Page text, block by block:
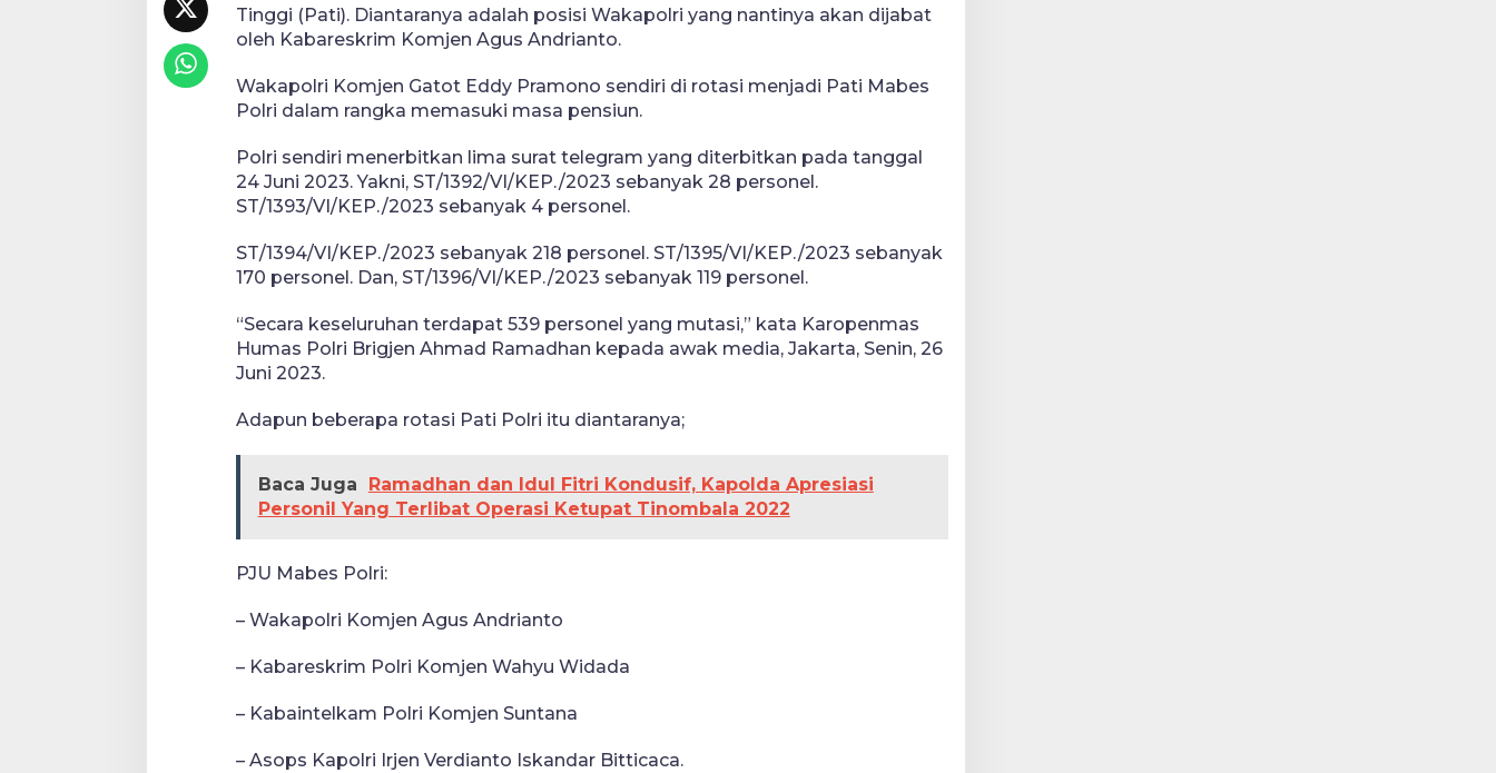
Tinggi (Pati). Diantaranya adalah posisi Wakapolri yang nantinya akan dijabat
oleh Kabareskrim Komjen Agus Andrianto.
Wakapolri Komjen Gatot Eddy Pramono sendiri di rotasi menjadi Pati Mabes
Polri dalam rangka memasuki masa pensiun.
Polri sendiri menerbitkan lima surat telegram yang diterbitkan pada tanggal
24 Juni 2023. Yakni, ST/1392/VI/KEP./2023 sebanyak 28 personel.
ST/1393/VI/KEP./2023 sebanyak 4 personel.
ST/1394/VI/KEP./2023 sebanyak 218 personel. ST/1395/VI/KEP./2023 sebanyak
170 personel. Dan, ST/1396/VI/KEP./2023 sebanyak 119 personel.
“Secara keseluruhan terdapat 539 personel yang mutasi,” kata Karopenmas
Humas Polri Brigjen Ahmad Ramadhan kepada awak media, Jakarta, Senin, 26
Juni 2023.
Adapun beberapa rotasi Pati Polri itu diantaranya;
Baca Juga
Ramadhan dan Idul Fitri Kondusif, Kapolda Apresiasi
Personil Yang Terlibat Operasi Ketupat Tinombala 2022
PJU Mabes Polri:
– Wakapolri Komjen Agus Andrianto
– Kabareskrim Polri Komjen Wahyu Widada
– Kabaintelkam Polri Komjen Suntana
– Asops Kapolri Irjen Verdianto Iskandar Bitticaca.